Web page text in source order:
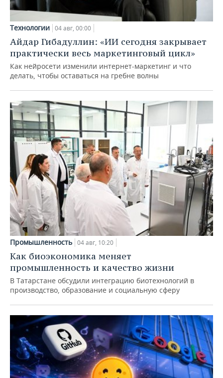
Технологии 04 авг, 00:00
Айдар Гибадуллин: «ИИ сегодня закрывает
практически весь маркетинговый цикл»
Как нейросети изменили интернет-маркетинг и что
делать, чтобы оставаться на гребне волны
Промышленность 04 авг, 10:20
Как биоэкономика меняет
промышленность и качество жизни
В Татарстане обсудили интеграцию биотехнологий в
производство, образование и социальную сферу